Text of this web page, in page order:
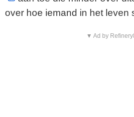
over hoe iemand in het leven
▼ Ad by